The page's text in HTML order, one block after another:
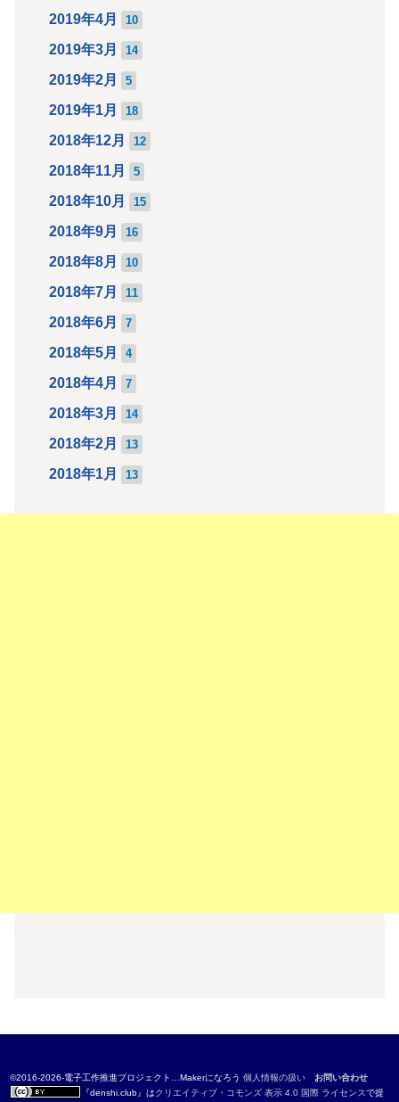
2019年4月 10
2019年3月 14
2019年2月 5
2019年1月 18
2018年12月 12
2018年11月 5
2018年10月 15
2018年9月 16
2018年8月 10
2018年7月 11
2018年6月 7
2018年5月 4
2018年4月 7
2018年3月 14
2018年2月 13
2018年1月 13
©2016-2026-電子工作推進プロジェクト…Makerになろう個人情報の扱い
お問い合わせ
『denshi.club』はクリエイティブ・コモンズ 表示 4.0 国際 ライセンスで提